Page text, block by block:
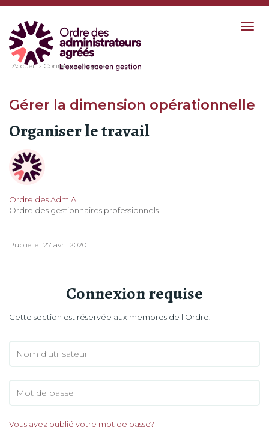
Accueil Connexion requise
Gérer la dimension opérationnelle
Organiser le travail
Ordre des Adm.A.
Ordre des gestionnaires professionnels
Publié le : 27 avril 2020
Connexion requise
Cette section est réservée aux membres de l'Ordre.
Vous avez oublié votre mot de passe?